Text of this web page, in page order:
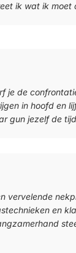
ik wat ik moet
je de
in hoofd en
gun jezelf de
vervelende
en